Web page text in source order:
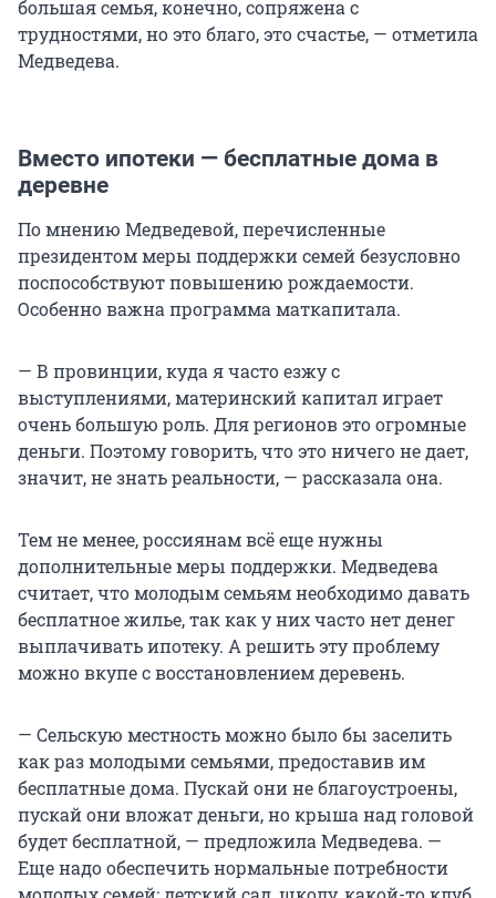
большая семья, конечно, сопряжена с
трудностями, но это благо, это счастье, — отметила
Медведева.
Вместо ипотеки — бесплатные дома в
деревне
По мнению Медведевой, перечисленные
президентом меры поддержки семей безусловно
поспособствуют повышению рождаемости.
Особенно важна программа маткапитала.
— В провинции, куда я часто езжу с
выступлениями, материнский капитал играет
очень большую роль. Для регионов это огромные
деньги. Поэтому говорить, что это ничего не дает,
значит, не знать реальности, — рассказала она.
Тем не менее, россиянам всё еще нужны
дополнительные меры поддержки. Медведева
считает, что молодым семьям необходимо давать
бесплатное жилье, так как у них часто нет денег
выплачивать ипотеку. А решить эту проблему
можно вкупе с восстановлением деревень.
— Сельскую местность можно было бы заселить
как раз молодыми семьями, предоставив им
бесплатные дома. Пускай они не благоустроены,
пускай они вложат деньги, но крыша над головой
будет бесплатной, — предложила Медведева. —
Еще надо обеспечить нормальные потребности